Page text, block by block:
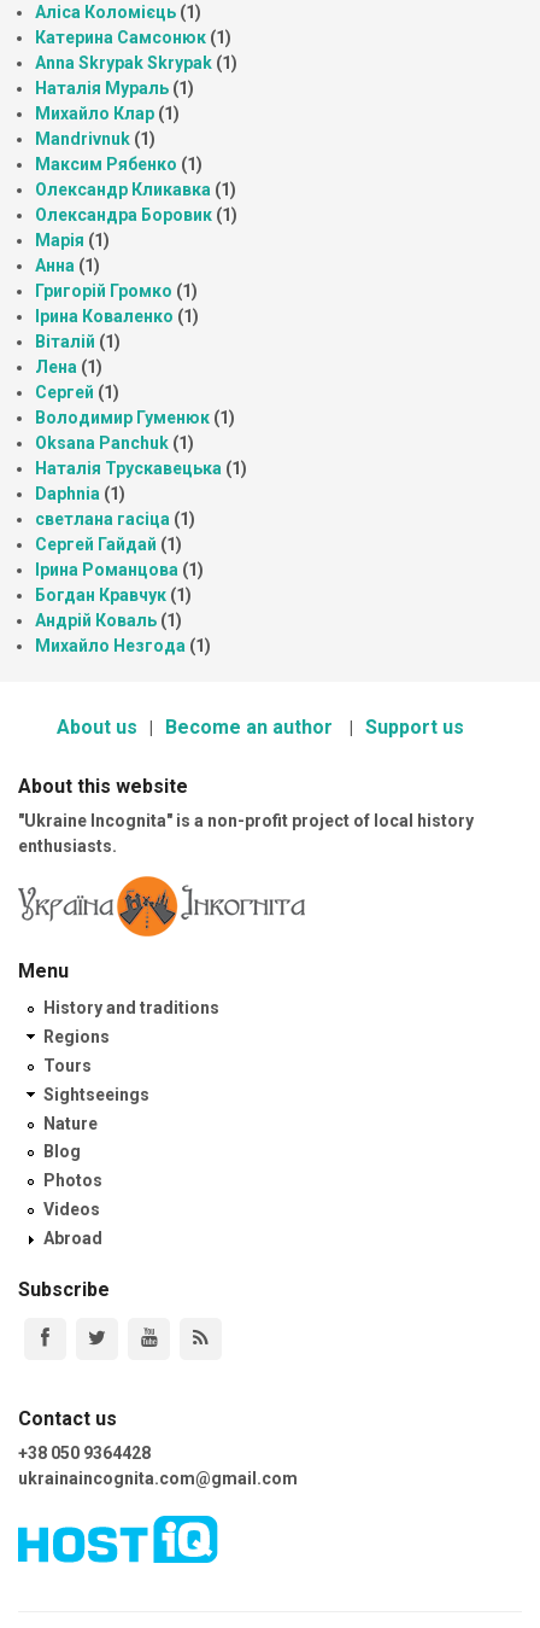
Аліса Коломієць (1)
Катерина Самсонюк (1)
Anna Skrypak Skrypak (1)
Наталія Мураль (1)
Михайло Клар (1)
Mandrivnuk (1)
Максим Рябенко (1)
Олександр Кликавка (1)
Олександра Боровик (1)
Марія (1)
Анна (1)
Григорій Громко (1)
Ірина Коваленко (1)
Віталій (1)
Лена (1)
Сергей (1)
Володимир Гуменюк (1)
Oksana Panchuk (1)
Наталія Трускавецька (1)
Daphnia (1)
светлана гасіца (1)
Сергей Гайдай (1)
Ірина Романцова (1)
Богдан Кравчук (1)
Андрій Коваль (1)
Михайло Незгода (1)
About us Become an author Support us
About this website
"Ukraine Incognita" is a non-profit project of local history
enthusiasts.
Menu
History and traditions
Regions
Tours
Sightseeings
Nature
Blog
Photos
Videos
Abroad
Subscribe
Contact us
+38 050 9364428
ukrainaincognita.com@gmail.com